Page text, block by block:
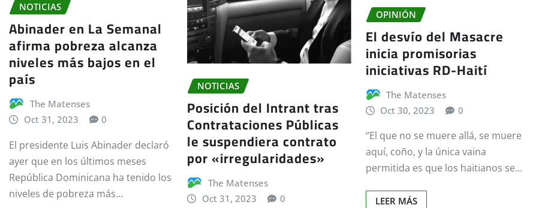
NOTICIAS
Abinader en La Semanal
afirma pobreza alcanza
niveles más bajos en el
país
The Matenses
Oct 31, 2023
0
El presidente Luis Abinader declaró
ayer que en los últimos meses
República Dominicana ha tenido los
niveles de pobreza más…
NOTICIAS
Posición del Intrant tras
Contrataciones Públicas
le suspendiera contrato
por «irregularidades»
The Matenses
Oct 31, 2023
0
OPINIÓN
El desvío del Masacre
inicia promisorias
iniciativas RD-Haití
The Matenses
Oct 30, 2023
0
“El que no se muere allá, se muere
aquí, coño, y la única vaina
permitida es que los haitianos se…
LEER MÁS